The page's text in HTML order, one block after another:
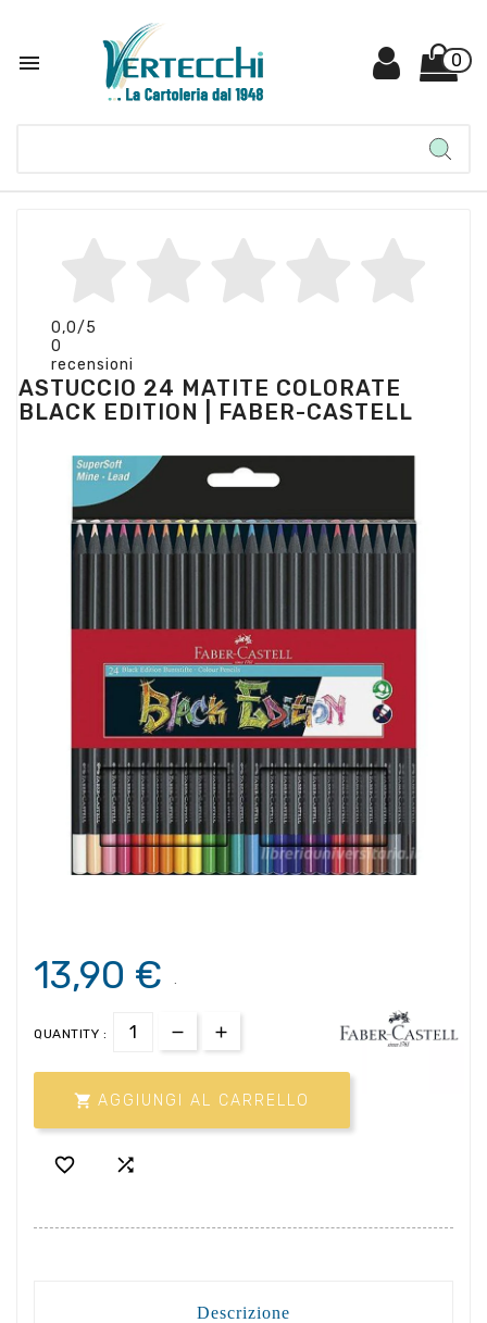
 0
0,0/5
0
recensioni
ASTUCCIO 24 MATITE COLORATE
BLACK EDITION | FABER-CASTELL
13,90 € .
QUANTITY :
 AGGIUNGI AL CARRELLO
 
Descrizione